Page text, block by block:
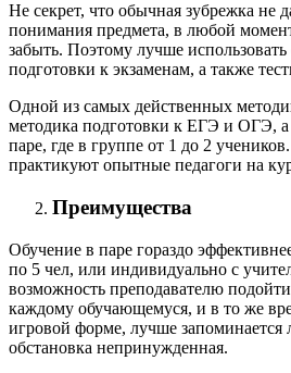
Не секрет, что обычная зубрежка не
понимания предмета, в любой
забыть. Поэтому лучше
подготовки к экзаменам, а также
Одной из самых действенных
методика подготовки к ЕГЭ и ОГЭ, а
паре, где в группе от 1 до 2
практикуют опытные педагоги на
Преимущества
Обучение в паре гораздо
по 5 чел, или индивидуально с
возможность преподавателю
каждому обучающемуся, и в то же
игровой форме, лучше
обстановка непринужденная.